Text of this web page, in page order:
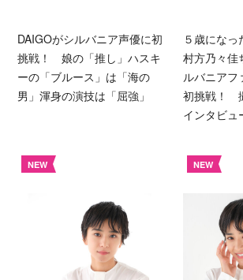
DAIGOがシルバニア声優に初
挑戦！ 娘の「推し」ハスキ
ーの「ブルース」は「海の
男」渾身の演技は「屈強」
５歳になっ
村方乃々佳
ルバニアフ
初挑戦！
インタビュ
NEW NEW